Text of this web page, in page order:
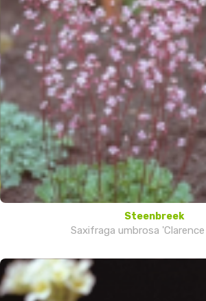
Steenbreek
Saxifraga umbrosa